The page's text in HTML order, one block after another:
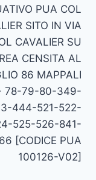
PUA COL
SITO IN VIA
CAVALIER SU
CENSITA AL
86 MAPPALI
78-79-80-349-
444-521-522-
525-526-841-
[CODICE PUA
100126-V02]